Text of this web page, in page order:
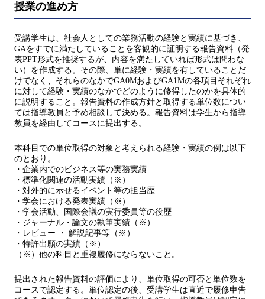
授業の進め方
受講学生は、社会人としての業務活動の経験と実績に基づき、
GAをすでに満たしていることを客観的に証明する報告資料（発
表PPT形式を推奨するが、内容を満たしていれば形式は問わな
い）を作成する。その際、単に経験・実績を有していることだ
けでなく、それらのなかでGA0MおよびGA1Mの各項目それぞれ
に対して経験・実績のなかでどのように修得したのかを具体的
に説明すること。報告資料の作成方針と取得する単位数につい
ては指導教員と予め相談して決める。報告資料は学生から指導
教員を経由してコースに提出する。
本科目での単位取得の対象と考えられる経験・実績の例は以下
のとおり。
・企業内でのビジネス等の実務実績
・標準化関連の活動実績（※）
・対外的に示せるイベント等の担当歴
・学会における発表実績（※）
・学会活動、国際会議の実行委員等の役歴
・ジャーナル・論文の執筆実績（※）
・レビュー ・ 解説記事等（※）
・特許出願の実績（※）
（※）他の科目と重複履修にならないこと。
提出された報告資料の評価により、単位取得の可否と単位数を
コースで認定する。単位認定の後、受講学生は直近で履修申告